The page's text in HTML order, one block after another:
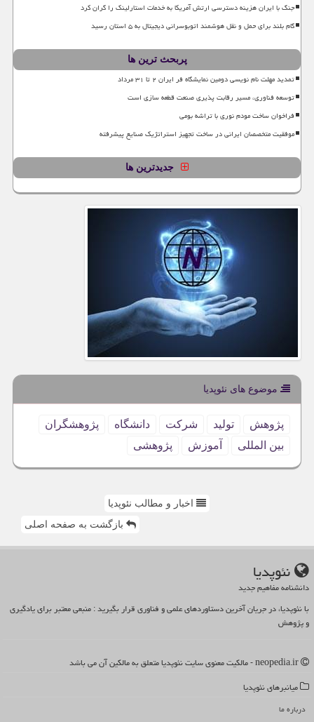
جنگ با ایران هزینه دسترسی ارتش آمریکا به خدمات استارلینک را گران کرد
گام بلند برای حمل و نقل هوشمند اتوبوسرانی دیجیتال به ۵ استان رسید
پربحث ترین ها
تمدید مهلت نام نویسی دومین نمایشگاه فر ایران ۲ تا ۳۱ مرداد
توسعه فناوری، مسیر رقابت پذیری صنعت قطعه سازی است
فراخوان ساخت مودم نوری با تراشه بومی
موفقیت متخصصان ایرانی در ساخت تجهیز استراتژیک صنایع پیشرفته
جدیدترین ها
موضوع های نئوپدیا
پژوهش تولید شركت دانشگاه
پژوهشگران
بین المللی
آموزش پژوهشی
اخبار و مطالب نئوپدیا
بازگشت به صفحه اصلی
نئوپدیا
دانشنامه مفاهیم جدید
با نئوپدیا، در جریان آخرین دستاوردهای علمی و فناوری قرار بگیرید : منبعی معتبر برای یادگیری
و پژوهش
میانبرهای نئوپدیا
درباره ما